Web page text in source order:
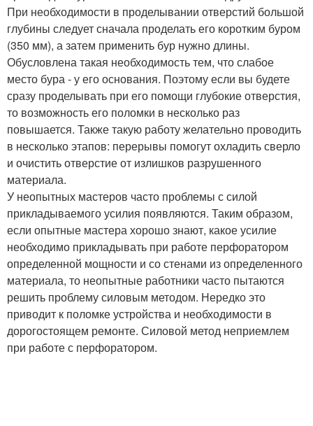
При необходимости в проделывании отверстий большой
глубины следует сначала проделать его коротким буром
(350 мм), а затем применить бур нужно длины.
Обусловлена такая необходимость тем, что слабое
место бура - у его основания. Поэтому если вы будете
сразу проделывать при его помощи глубокие отверстия,
то возможность его поломки в несколько раз
повышается. Также такую работу желательно проводить
в несколько этапов: перерывы помогут охладить сверло
и очистить отверстие от излишков разрушенного
материала.
У неопытных мастеров часто проблемы с силой
прикладываемого усилия появляются. Таким образом,
если опытные мастера хорошо знают, какое усилие
необходимо прикладывать при работе перфоратором
определенной мощности и со стенами из определенного
материала, то неопытные работники часто пытаются
решить проблему силовым методом. Нередко это
приводит к поломке устройства и необходимости в
дорогостоящем ремонте. Силовой метод неприемлем
при работе с перфоратором.